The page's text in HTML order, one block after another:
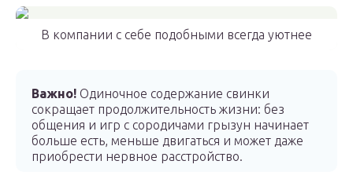
В компании с себе подобными всегда уютнее
Важно! Одиночное содержание свинки
сокращает продолжительность жизни: без
общения и игр с сородичами грызун начинает
больше есть, меньше двигаться и может даже
приобрести нервное расстройство.